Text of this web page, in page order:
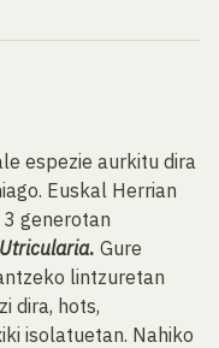
espezie aurkitu dira
Euskal Herrian
generotan
Utricularia. Gure
lintzuretan
dira, hots,
isolatuetan. Nahiko